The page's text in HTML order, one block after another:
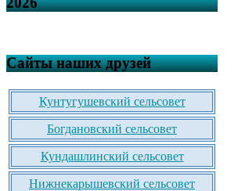
Сайты наших друзей
Кунтугушевский сельсовет
Богдановский сельсовет
Кундашлинский сельсовет
Нижнекарышевский сельсовет